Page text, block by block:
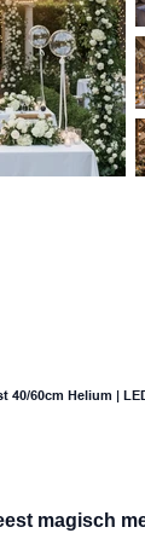
40/60cm Helium |
magisch